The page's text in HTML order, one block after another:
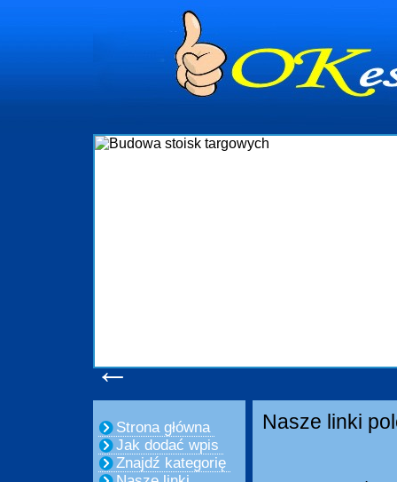
←
Strona główna
Jak dodać wpis
Znajdź kategorię
Nasze linki